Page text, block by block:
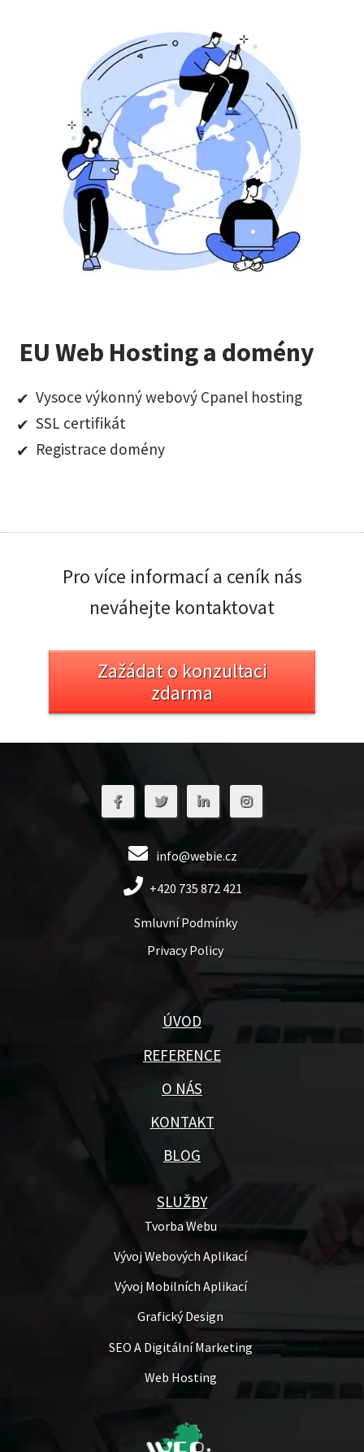
EU Web Hosting a domény
Vysoce výkonný webový Cpanel hosting
SSL certifikát
Registrace domény
Pro více informací a ceník nás
neváhejte kontaktovat
Zažádat o konzultaci
zdarma
info@webie.cz
+420 735 872 421
Smluvní Podmínky
Privacy Policy
ÚVOD
REFERENCE
O NÁS
KONTAKT
BLOG
SLUŽBY
Tvorba Webu
Vývoj Webových Aplikací
Vývoj Mobilních Aplikací
Grafický Design
SEO A Digitální Marketing
Web Hosting